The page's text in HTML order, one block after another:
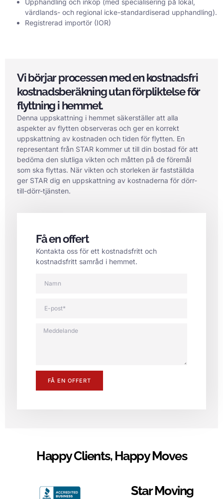
värdlands- och regional icke-standardiserad upphandling).
Registrerad importör (IOR)
Vi börjar processen med en kostnadsfri
kostnadsberäkning utan förpliktelse för
flyttning i hemmet.
Denna uppskattning i hemmet säkerställer att alla
aspekter av flytten observeras och ger en korrekt
uppskattning av kostnaden och tiden för flytten. En
representant från STAR kommer ut till din bostad för att
bedöma den slutliga vikten och måtten på de föremål
som ska flyttas. När vikten och storleken är fastställda
ger STAR dig en uppskattning av kostnaderna för dörr-
till-dörr-tjänsten.
Få en offert
Kontakta oss för ett kostnadsfritt och
kostnadsfritt samråd i hemmet.
FÅ EN OFFERT
Happy Clients, Happy Moves
Star Moving